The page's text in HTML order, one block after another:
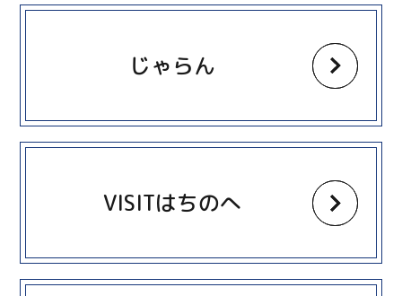
じゃらん
more
VISITはちのへ
more
more